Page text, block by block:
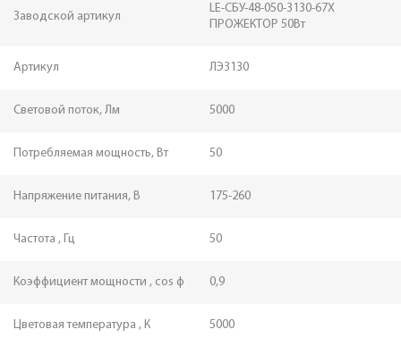
Заводской артикул
LE-СБУ-48-050-3130-67Х
ПРОЖЕКТОР 50Вт
Артикул ЛЭ3130
Световой поток, Лм 5000
Потребляемая мощность, Вт 50
Напряжение питания, В 175-260
Частота , Гц 50
Коэффициент мощности , cos ф 0,9
Цветовая температура , К 5000